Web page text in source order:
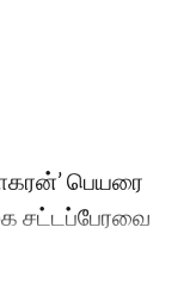
பெயரை
சட்டப்பேரவை